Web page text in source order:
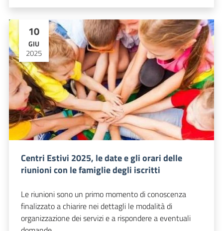
10
GIU
2025
Centri Estivi 2025, le date e gli orari delle
riunioni con le famiglie degli iscritti
Le riunioni sono un primo momento di conoscenza
finalizzato a chiarire nei dettagli le modalità di
organizzazione dei servizi e a rispondere a eventuali